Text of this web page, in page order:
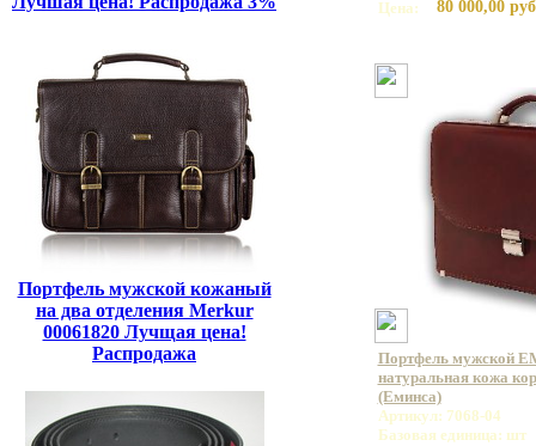
Портфель мужской кожаный
на два отделения Merkur
00061820 Лучщая цена!
Распродажа
Цена:
80 000,00
Портфель мужской
натуральная кожа
(Еминса)
Артикул: 7068-04
Базовая единица: шт